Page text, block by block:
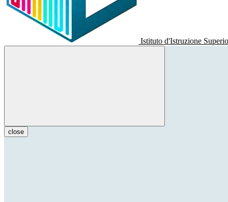
Istituto d'Istruzione
close